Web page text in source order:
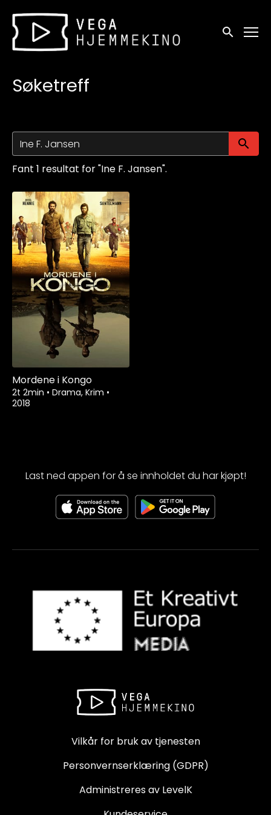
Tilgjengelighetslenker
Søk
Søketreff
Fant 1 resultat for "Ine F. Jansen".
Mordene i Kongo
2t 2min • Drama, Krim •
2018
Last ned appen for å se innholdet du har kjøpt!
Vilkår for bruk av tjenesten
Personvernserklæring (GDPR)
Administreres av LevelK